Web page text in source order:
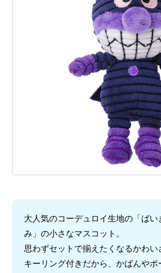
大人気のコーデュロイ生地の「ば
み」の小さなマスコット。
思わずセットで揃えたくなるかわい
キーリング付きだから、かばんや